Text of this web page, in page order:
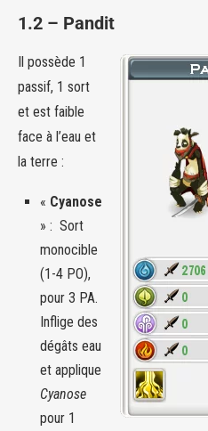
1.2 – Pandit
Il possède 1
passif, 1 sort
et est faible
face à l’eau et
la terre :
« Cyanose
» : Sort
monocible
(1-4 PO),
pour 3 PA.
Inflige des
dégâts eau
et applique
Cyanose
pour 1